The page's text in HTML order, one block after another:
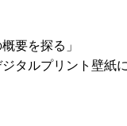
要を探る」
タルプリント壁紙